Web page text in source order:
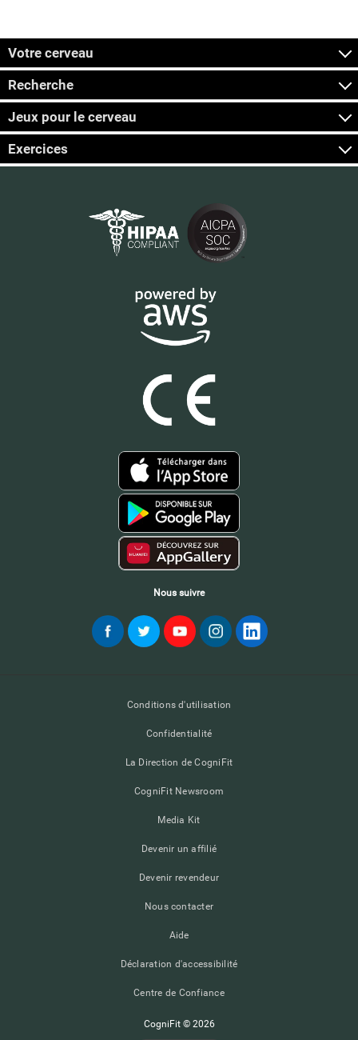
Votre cerveau
Recherche
Jeux pour le cerveau
Exercices
Nous suivre
Conditions d'utilisation
Confidentialité
La Direction de CogniFit
CogniFit Newsroom
Media Kit
Devenir un affilié
Devenir revendeur
Nous contacter
Aide
Déclaration d'accessibilité
Centre de Confiance
CogniFit © 2026